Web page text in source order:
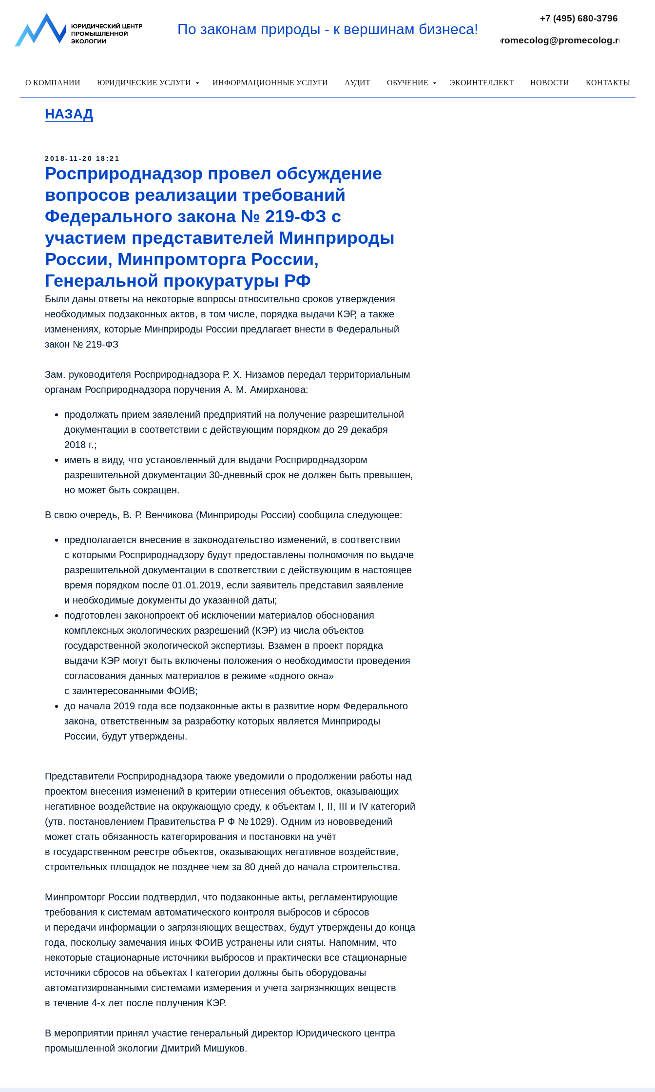
По законам природы - к вершинам бизнеса!
+7 (495) 680-3796
promecolog@promecolog.ru
О КОМПАНИИ ЮРИДИЧЕСКИЕ УСЛУГИ ИНФОРМАЦИОННЫЕ УСЛУГИ АУДИТ ОБУЧЕНИЕ ЭКОИНТЕЛЛЕКТ НОВОСТИ КОНТАКТЫ
НАЗАД
2018-11-20 18:21
Росприроднадзор провел обсуждение
вопросов реализации требований
Федерального закона № 219-ФЗ с
участием представителей Минприроды
России, Минпромторга России,
Генеральной прокуратуры РФ
Были даны ответы на некоторые вопросы относительно сроков утверждения
необходимых подзаконных актов, в том числе, порядка выдачи КЭР, а также
изменениях, которые Минприроды России предлагает внести в Федеральный
закон № 219-ФЗ
Зам. руководителя Росприроднадзора Р. Х. Низамов передал территориальным
органам Росприроднадзора поручения А. М. Амирханова:
продолжать прием заявлений предприятий на получение разрешительной
документации в соответствии с действующим порядком до 29 декабря
2018 г.;
иметь в виду, что установленный для выдачи Росприроднадзором
разрешительной документации 30-дневный срок не должен быть превышен,
но может быть сокращен.
В свою очередь, В. Р. Венчикова (Минприроды России) сообщила следующее:
предполагается внесение в законодательство изменений, в соответствии
с которыми Росприроднадзору будут предоставлены полномочия по выдаче
разрешительной документации в соответствии с действующим в настоящее
время порядком после 01.01.2019, если заявитель представил заявление
и необходимые документы до указанной даты;
подготовлен законопроект об исключении материалов обоснования
комплексных экологических разрешений (КЭР) из числа объектов
государственной экологической экспертизы. Взамен в проект порядка
выдачи КЭР могут быть включены положения о необходимости проведения
согласования данных материалов в режиме «одного окна»
с заинтересованными ФОИВ;
до начала 2019 года все подзаконные акты в развитие норм Федерального
закона, ответственным за разработку которых является Минприроды
России, будут утверждены.
Представители Росприроднадзора также уведомили о продолжении работы над
проектом внесения изменений в критерии отнесения объектов, оказывающих
негативное воздействие на окружающую среду, к объектам I, II, III и IV категорий
(утв. постановлением Правительства Р Ф № 1029). Одним из нововведений
может стать обязанность категорирования и постановки на учёт
в государственном реестре объектов, оказывающих негативное воздействие,
строительных площадок не позднее чем за 80 дней до начала строительства.
Минпромторг России подтвердил, что подзаконные акты, регламентирующие
требования к системам автоматического контроля выбросов и сбросов
и передачи информации о загрязняющих веществах, будут утверждены до конца
года, поскольку замечания иных ФОИВ устранены или сняты. Напомним, что
некоторые стационарные источники выбросов и практически все стационарные
источники сбросов на объектах I категории должны быть оборудованы
автоматизированными системами измерения и учета загрязняющих веществ
в течение 4-х лет после получения КЭР.
В мероприятии принял участие генеральный директор Юридического центра
промышленной экологии Дмитрий Мишуков.